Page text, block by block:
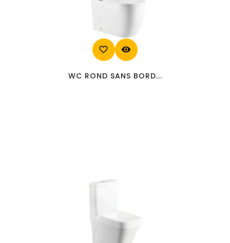
favorite_border visibility
WC ROND SANS BORD...